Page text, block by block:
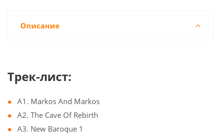
Описание
Трек-лист:
A1. Markos And Markos
A2. The Cave Of Rebirth
A3. New Baroque 1